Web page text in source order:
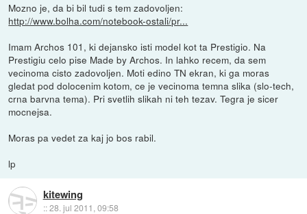
Mozno je, da bi bil tudi s tem zadovoljen:
http://www.bolha.com/notebook-ostali/pr...
Imam Archos 101, ki dejansko isti model kot ta Prestigio. Na
Prestigiu celo pise Made by Archos. In lahko recem, da sem
vecinoma cisto zadovoljen. Moti edino TN ekran, ki ga moras
gledat pod dolocenim kotom, ce je vecinoma temna slika (slo-tech,
crna barvna tema). Pri svetlih slikah ni teh tezav. Tegra je sicer
mocnejsa.
Moras pa vedet za kaj jo bos rabil.
lp
kitewing
::28. jul 2011, 09:58